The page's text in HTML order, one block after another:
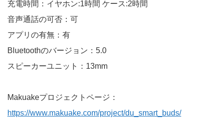
充電時間：イヤホン:1時間 ケース:2時間
音声通話の可否：可
アプリの有無：有
Bluetoothのバージョン：5.0
スピーカーユニット：13mm
Makuakeプロジェクトページ：
https://www.makuake.com/project/du_smart_buds/